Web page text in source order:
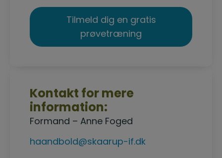
Tilmeld dig en gratis
prøvetræning
Kontakt for mere
information:
Formand – Anne Foged
haandbold@skaarup-if.dk